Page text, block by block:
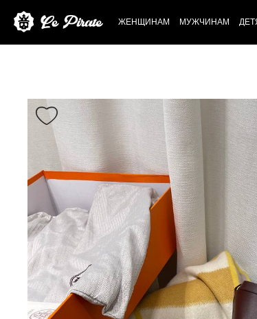
ЖЕНЩИНАМ МУЖЧИНАМ